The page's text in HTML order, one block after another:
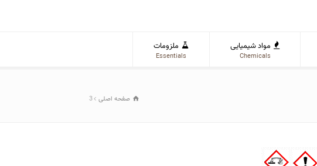
مواد شیمیایی
Chemicals
ملزومات
Essentials
صفحه اصلی 3